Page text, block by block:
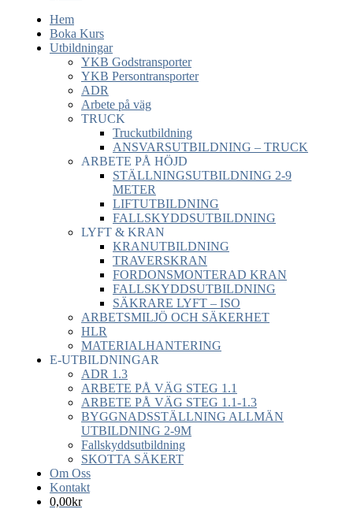
Hem
Boka Kurs
Utbildningar
YKB Godstransporter
YKB Persontransporter
ADR
Arbete på väg
TRUCK
Truckutbildning
ANSVARSUTBILDNING – TRUCK
ARBETE PÅ HÖJD
STÄLLNINGSUTBILDNING 2-9
METER
LIFTUTBILDNING
FALLSKYDDSUTBILDNING
LYFT & KRAN
KRANUTBILDNING
TRAVERSKRAN
FORDONSMONTERAD KRAN
FALLSKYDDSUTBILDNING
SÄKRARE LYFT – ISO
ARBETSMILJÖ OCH SÄKERHET
HLR
MATERIALHANTERING
E-UTBILDNINGAR
ADR 1.3
ARBETE PÅ VÄG STEG 1.1
ARBETE PÅ VÄG STEG 1.1-1.3
BYGGNADSSTÄLLNING ALLMÄN
UTBILDNING 2-9M
Fallskyddsutbildning
SKOTTA SÄKERT
Om Oss
Kontakt
0,00kr